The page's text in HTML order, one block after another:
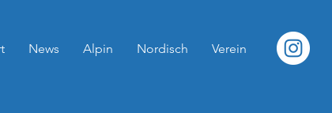
News Alpin Nordisch Verein